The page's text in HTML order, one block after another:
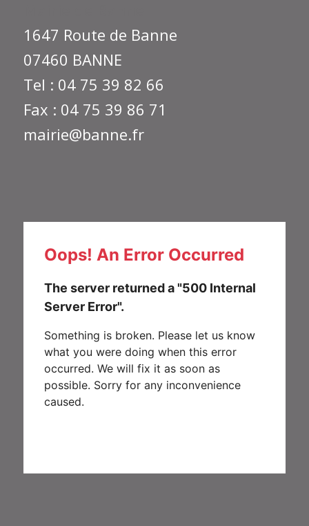
1647 Route de Banne
07460 BANNE
Tel : 04 75 39 82 66
Fax : 04 75 39 86 71
mairie@banne.fr